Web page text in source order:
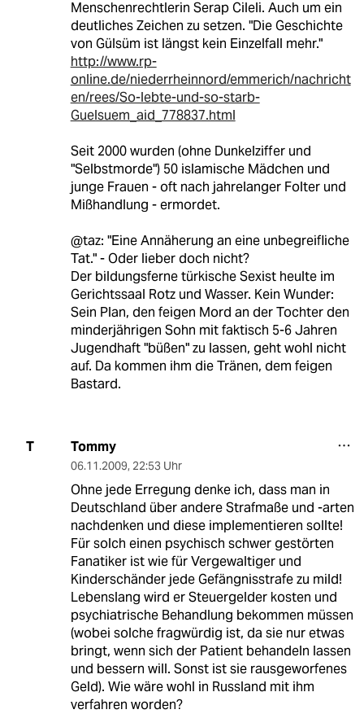
Menschenrechtlerin Serap Cileli. Auch um ein
deutliches Zeichen zu setzen. "Die Geschichte
von Gülsüm ist längst kein Einzelfall mehr."
http://www.rp-
online.de/niederrheinnord/emmerich/nachricht
en/rees/So-lebte-und-so-starb-
Guelsuem_aid_778837.html
Seit 2000 wurden (ohne Dunkelziffer und
"Selbstmorde") 50 islamische Mädchen und
junge Frauen - oft nach jahrelanger Folter und
Mißhandlung - ermordet.
@taz: "Eine Annäherung an eine unbegreifliche
Tat." - Oder lieber doch nicht?
Der bildungsferne türkische Sexist heulte im
Gerichtssaal Rotz und Wasser. Kein Wunder:
Sein Plan, den feigen Mord an der Tochter den
minderjährigen Sohn mit faktisch 5-6 Jahren
Jugendhaft "büßen" zu lassen, geht wohl nicht
auf. Da kommen ihm die Tränen, dem feigen
Bastard.
T Tommy
06.11.2009, 22:53 Uhr
Ohne jede Erregung denke ich, dass man in
Deutschland über andere Strafmaße und -arten
nachdenken und diese implementieren sollte!
Für solch einen psychisch schwer gestörten
Fanatiker ist wie für Vergewaltiger und
Kinderschänder jede Gefängnisstrafe zu mild!
Lebenslang wird er Steuergelder kosten und
psychiatrische Behandlung bekommen müssen
(wobei solche fragwürdig ist, da sie nur etwas
bringt, wenn sich der Patient behandeln lassen
und bessern will. Sonst ist sie rausgeworfenes
Geld). Wie wäre wohl in Russland mit ihm
verfahren worden?